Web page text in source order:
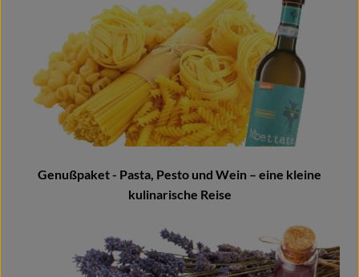
So geht's
Über uns
Veranstaltungen
Genußpaket - Pasta, Pesto und Wein – eine kleine
kulinarische Reise